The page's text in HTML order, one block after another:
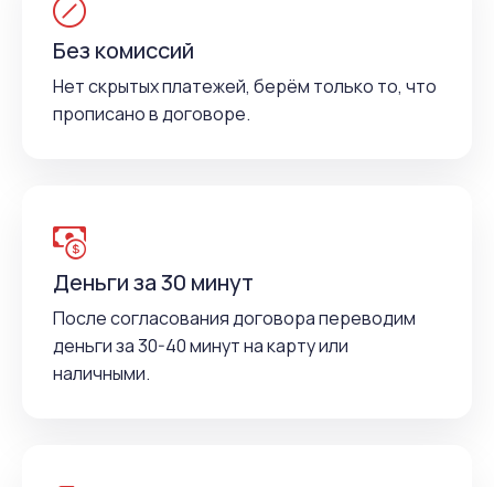
Без комиссий
Нет скрытых платежей, берём только то, что
прописано в договоре.
Деньги за 30 минут
После согласования договора переводим
деньги за 30-40 минут на карту или
наличными.